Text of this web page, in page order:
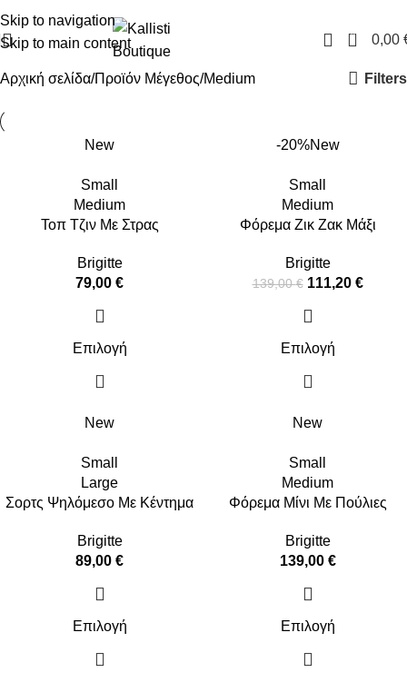
Skip to navigation
Skip to main content
0 0,00
Αρχική σελίδα Προϊόν Μέγεθος Medium Filters
New
Small
Medium
Τοπ Τζιν Με Στρας
Brigitte
79,00 €
Επιλογή
-20%New
Small
Medium
Φόρεμα Ζικ Ζακ Μάξι
Brigitte
139,00€ 111,20 €
Επιλογή
New
Small
Large
Σορτς Ψηλόμεσο Με Κέντημα
Brigitte
89,00 €
Επιλογή
New
Small
Medium
Φόρεμα Μίνι Με Πούλιες
Brigitte
139,00 €
Επιλογή